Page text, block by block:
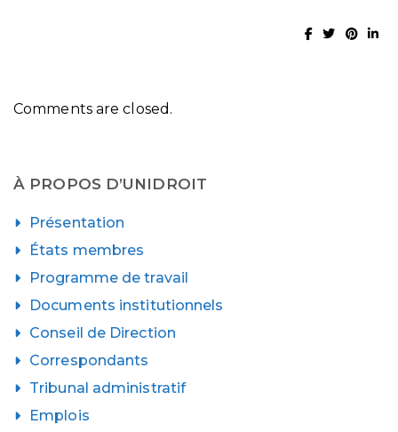
Comments are closed.
À PROPOS D’UNIDROIT
Présentation
États membres
Programme de travail
Documents institutionnels
Conseil de Direction
Correspondants
Tribunal administratif
Emplois